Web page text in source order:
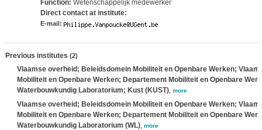
Function: Wetenschappelijk medewerker
Direct contact at institute:
E-mail:
Previous institutes (2)
Vlaamse overheid; Beleidsdomein Mobiliteit en Openbare Werken;
Mobiliteit en Openbare Werken; Departement Mobiliteit en Openbare
Waterbouwkundig Laboratorium; Kust (KUST), more
Vlaamse overheid; Beleidsdomein Mobiliteit en Openbare Werken;
Mobiliteit en Openbare Werken; Departement Mobiliteit en Openbare
Waterbouwkundig Laboratorium (WL), more